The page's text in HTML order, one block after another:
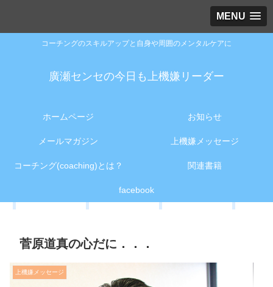
MENU
コーチングのスキルアップと自身や周囲のメンタルケアに
廣瀬センセの今日も上機嫌リーダー
ホームページ お知らせ
メールマガジン 上機嫌メッセージ
コーチング(coaching)とは？ 関連書籍
facebook
菅原道真の心だに．．．
上機嫌メッセージ